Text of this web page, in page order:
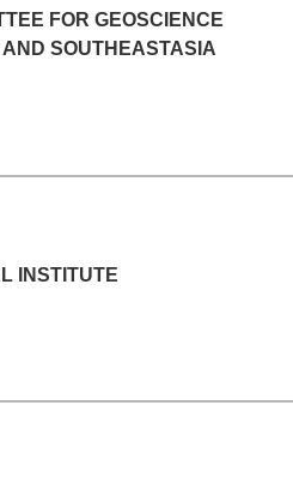
FOR GEOSCIENCE
SOUTHEASTASIA
INSTITUTE